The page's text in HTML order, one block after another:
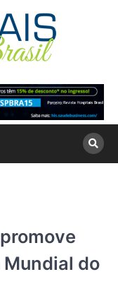
Mundial do